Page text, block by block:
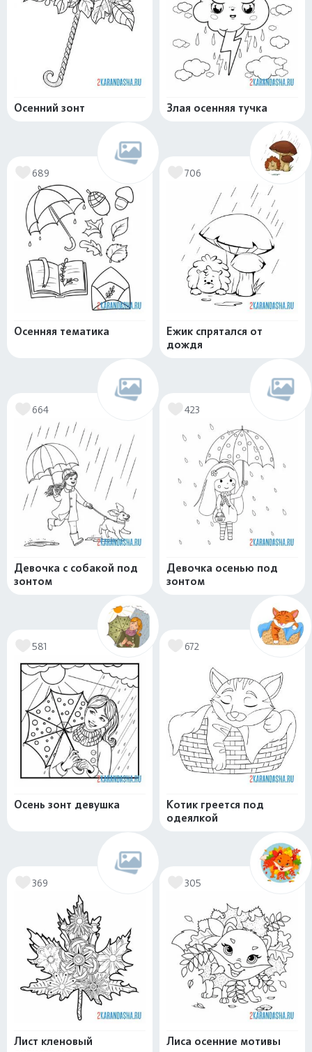
Осенний зонт Злая осенняя тучка
689
Осенняя тематика
706
Ежик спрятался от
дождя
664
Девочка с собакой под
зонтом
423
Девочка осенью под
зонтом
581
Осень зонт девушка
672
Котик греется под
одеялкой
369
Лист кленовый
305
Лиса осенние мотивы